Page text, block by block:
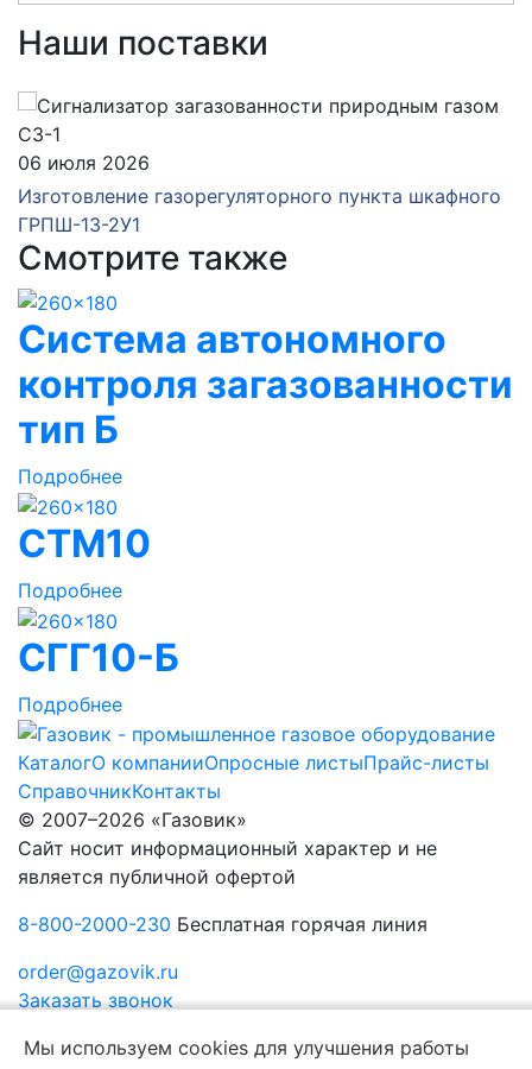
Наши поставки
06 июля 2026
Изготовление газорегуляторного пункта шкафного
ГРПШ-13-2У1
Смотрите также
Система автономного
контроля загазованности
тип Б
Подробнее
СТМ10
Подробнее
СГГ10-Б
Подробнее
КаталогО компанииОпросные листыПрайс-листы
СправочникКонтакты
© 2007–2026 «Газовик»
Сайт носит информационный характер и не
является публичной офертой
8-800-2000-230 Бесплатная горячая линия
order@gazovik.ru
Заказать звонок
Мы используем cookies для улучшения работы